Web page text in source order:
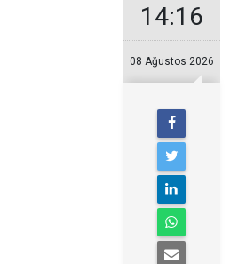
14:16
08 Ağustos 2026